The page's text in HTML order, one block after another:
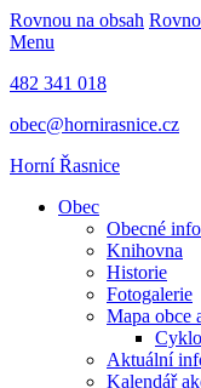
Rovnou na obsah
Menu
482 341 018
obec@hornirasnice.cz
Horní Řasnice
Obec
Obecné
Knihovna
Historie
Fotogalerie
Mapa obce
Aktuální
Kalendář